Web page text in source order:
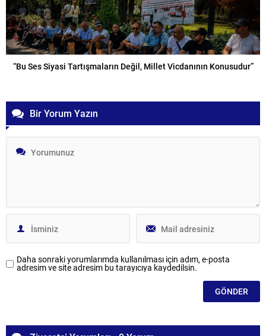
“Bu Ses Siyasi Tartışmaların Değil, Millet Vicdanının Konusudur”
Bir Yorum Yazın
Daha sonraki yorumlarımda kullanılması için adım, e-posta
adresim ve site adresim bu tarayıcıya kaydedilsin.